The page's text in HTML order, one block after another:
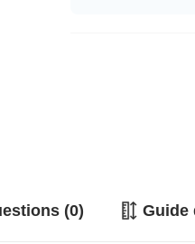
(0) Guide